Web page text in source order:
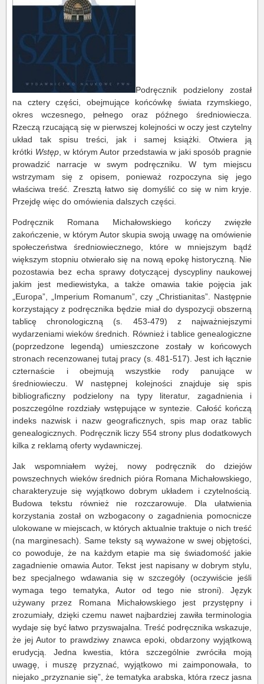
Podręcznik podzielony został
na cztery części, obejmujące końcówkę świata rzymskiego,
okres wczesnego, pełnego oraz późnego średniowiecza.
Rzeczą rzucającą się w pierwszej kolejności w oczy jest czytelny
układ tak spisu treści, jak i samej książki. Otwiera ją
krótki Wstęp, w którym Autor przedstawia w jaki sposób pragnie
prowadzić narracje w swym podręczniku. W tym miejscu
wstrzymam się z opisem, ponieważ rozpoczyna się jego
właściwa treść. Zresztą łatwo się domyślić co się w nim kryje.
Przejdę więc do omówienia dalszych części.
Podręcznik Romana Michałowskiego kończy zwięzłe
zakończenie, w którym Autor skupia swoją uwagę na omówienie
społeczeństwa średniowiecznego, które w mniejszym bądź
większym stopniu otwierało się na nową epokę historyczną. Nie
pozostawia bez echa sprawy dotyczącej dyscypliny naukowej
jakim jest mediewistyka, a także omawia takie pojęcia jak
„Europa”, „Imperium Romanum”, czy „Christianitas”. Następnie
korzystający z podręcznika będzie miał do dyspozycji obszerną
tablicę chronologiczną (s. 453-479) z najważniejszymi
wydarzeniami wieków średnich. Również i tablice genealogiczne
(poprzedzone legendą) umieszczone zostały w końcowych
stronach recenzowanej tutaj pracy (s. 481-517). Jest ich łącznie
czternaście i obejmują wszystkie rody panujące w
średniowieczu. W następnej kolejności znajduje się spis
bibliograficzny podzielony na typy literatur, zagadnienia i
poszczególne rozdziały wstępujące w syntezie. Całość kończą
indeks nazwisk i nazw geograficznych, spis map oraz tablic
genealogicznych. Podręcznik liczy 554 strony plus dodatkowych
kilka z reklamą oferty wydawniczej.
Jak wspomniałem wyżej, nowy podręcznik do dziejów
powszechnych wieków średnich pióra Romana Michałowskiego,
charakteryzuje się wyjątkowo dobrym układem i czytelnością.
Budowa tekstu również nie rozczarowuje. Dla ułatwienia
korzystania został on wzbogacony o zagadnienia pomocnicze
ulokowane w miejscach, w których aktualnie traktuje o nich treść
(na marginesach). Same teksty są wyważone w swej objętości,
co powoduje, że na każdym etapie ma się świadomość jakie
zagadnienie omawia Autor. Tekst jest napisany w dobrym stylu,
bez specjalnego wdawania się w szczegóły (oczywiście jeśli
wymaga tego tematyka, Autor od tego nie stroni). Język
używany przez Romana Michałowskiego jest przystępny i
zrozumiały, dzięki czemu nawet najbardziej zawiła terminologia
wydaje się być łatwo przyswajalna. Treść podręcznika wskazuje,
że jej Autor to prawdziwy znawca epoki, obdarzony wyjątkową
erudycją. Jedna kwestia, która szczególnie zwróciła moją
uwagę, i muszę przyznać, wyjątkowo mi zaimponowała, to
niejako „przyznanie się”, że tematyka arabska, która rzecz jasna